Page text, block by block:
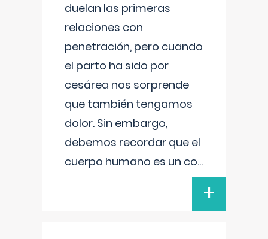
duelan las primeras
relaciones con
penetración, pero cuando
el parto ha sido por
cesárea nos sorprende
que también tengamos
dolor. Sin embargo,
debemos recordar que el
cuerpo humano es un co...
+